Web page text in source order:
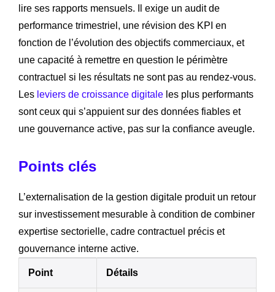
lire ses rapports mensuels. Il exige un audit de
performance trimestriel, une révision des KPI en
fonction de l’évolution des objectifs commerciaux, et
une capacité à remettre en question le périmètre
contractuel si les résultats ne sont pas au rendez-vous.
Les leviers de croissance digitale les plus performants
sont ceux qui s’appuient sur des données fiables et
une gouvernance active, pas sur la confiance aveugle.
Points clés
L’externalisation de la gestion digitale produit un retour
sur investissement mesurable à condition de combiner
expertise sectorielle, cadre contractuel précis et
gouvernance interne active.
Point Détails